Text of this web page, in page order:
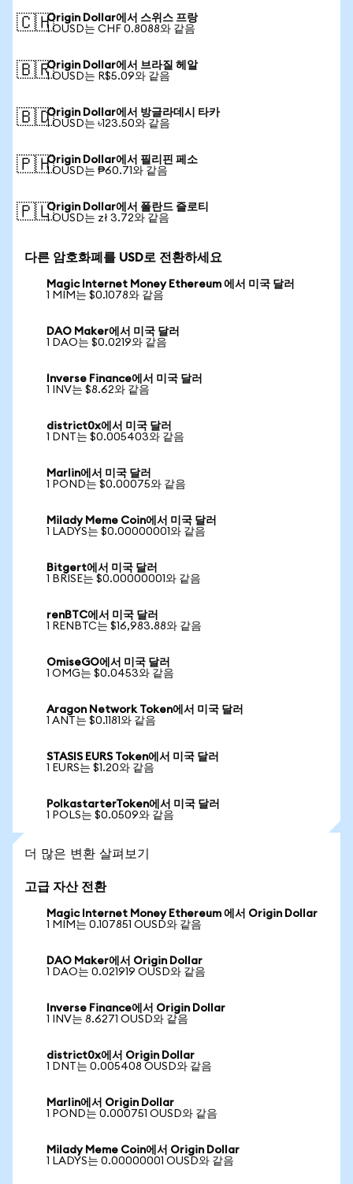
🇨🇭Origin Dollar에서 스위스 프랑
1 OUSD는 CHF 0.8088와 같음
🇧🇷Origin Dollar에서 브라질 헤알
1 OUSD는 R$5.09와 같음
🇧🇩Origin Dollar에서 방글라데시 타카
1 OUSD는 ৳123.50와 같음
🇵🇭Origin Dollar에서 필리핀 페소
1 OUSD는 ₱60.71와 같음
🇵🇱Origin Dollar에서 폴란드 즐로티
1 OUSD는 zł 3.72와 같음
다른 암호화폐를 USD로 전환하세요
Magic Internet Money Ethereum 에서 미국 달러
1 MIM는 $0.1078와 같음
DAO Maker에서 미국 달러
1 DAO는 $0.0219와 같음
Inverse Finance에서 미국 달러
1 INV는 $8.62와 같음
district0x에서 미국 달러
1 DNT는 $0.005403와 같음
Marlin에서 미국 달러
1 POND는 $0.00075와 같음
Milady Meme Coin에서 미국 달러
1 LADYS는 $0.00000001와 같음
Bitgert에서 미국 달러
1 BRISE는 $0.00000001와 같음
renBTC에서 미국 달러
1 RENBTC는 $16,983.88와 같음
OmiseGO에서 미국 달러
1 OMG는 $0.0453와 같음
Aragon Network Token에서 미국 달러
1 ANT는 $0.1181와 같음
STASIS EURS Token에서 미국 달러
1 EURS는 $1.20와 같음
PolkastarterToken에서 미국 달러
1 POLS는 $0.0509와 같음
더 많은 변환 살펴보기
고급 자산 전환
Magic Internet Money Ethereum 에서 Origin Dollar
1 MIM는 0.107851 OUSD와 같음
DAO Maker에서 Origin Dollar
1 DAO는 0.021919 OUSD와 같음
Inverse Finance에서 Origin Dollar
1 INV는 8.6271 OUSD와 같음
district0x에서 Origin Dollar
1 DNT는 0.005408 OUSD와 같음
Marlin에서 Origin Dollar
1 POND는 0.000751 OUSD와 같음
Milady Meme Coin에서 Origin Dollar
1 LADYS는 0.00000001 OUSD와 같음